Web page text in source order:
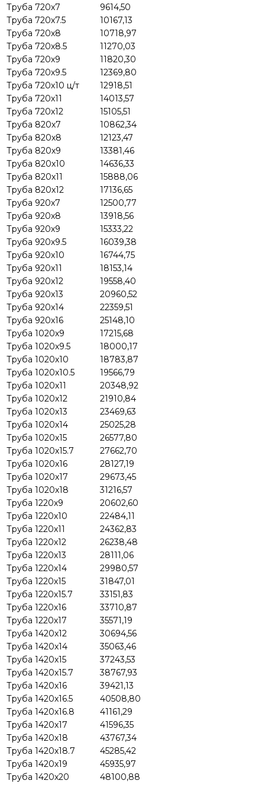
Труба 720х7
9614,50
Труба 720х7.5
10167,13
Труба 720х8
10718,97
Труба 720х8.5
11270,03
Труба 720х9
11820,30
Труба 720х9.5
12369,80
Труба 720х10 ц/т
12918,51
Труба 720х11
14013,57
Труба 720х12
15105,51
Труба 820х7
10862,34
Труба 820х8
12123,47
Труба 820х9
13381,46
Труба 820х10
14636,33
Труба 820х11
15888,06
Труба 820х12
17136,65
Труба 920х7
12500,77
Труба 920х8
13918,56
Труба 920х9
15333,22
Труба 920х9.5
16039,38
Труба 920х10
16744,75
Труба 920х11
18153,14
Труба 920х12
19558,40
Труба 920х13
20960,52
Труба 920х14
22359,51
Труба 920х16
25148,10
Труба 1020х9
17215,68
Труба 1020х9.5
18000,17
Труба 1020х10
18783,87
Труба 1020х10.5
19566,79
Труба 1020х11
20348,92
Труба 1020х12
21910,84
Труба 1020х13
23469,63
Труба 1020х14
25025,28
Труба 1020х15
26577,80
Труба 1020х15.7
27662,70
Труба 1020х16
28127,19
Труба 1020х17
29673,45
Труба 1020х18
31216,57
Труба 1220х9
20602,60
Труба 1220х10
22484,11
Труба 1220х11
24362,83
Труба 1220х12
26238,48
Труба 1220х13
28111,06
Труба 1220х14
29980,57
Труба 1220х15
31847,01
Труба 1220х15.7
33151,83
Труба 1220х16
33710,87
Труба 1220х17
35571,19
Труба 1420х12
30694,56
Труба 1420х14
35063,46
Труба 1420х15
37243,53
Труба 1420х15.7
38767,93
Труба 1420х16
39421,13
Труба 1420х16.5
40508,80
Труба 1420х16.8
41161,29
Труба 1420х17
41596,35
Труба 1420х18
43767,34
Труба 1420х18.7
45285,42
Труба 1420х19
45935,97
Труба 1420х20
48100,88